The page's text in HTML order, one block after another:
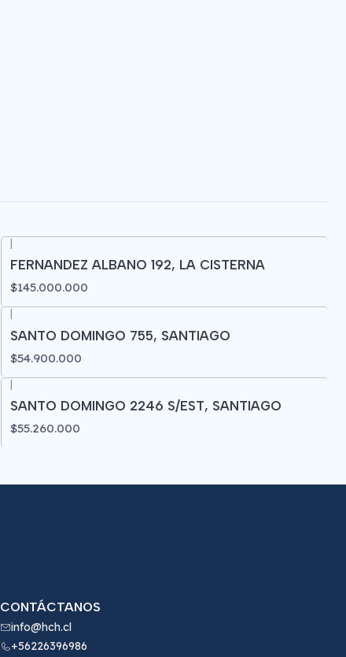
FERNANDEZ ALBANO 192, LA CISTERNA
$145.000.000
SANTO DOMINGO 755, SANTIAGO
$54.900.000
SANTO DOMINGO 2246 S/EST, SANTIAGO
$55.260.000
CONTÁCTANOS
info@hch.cl
+56226396986